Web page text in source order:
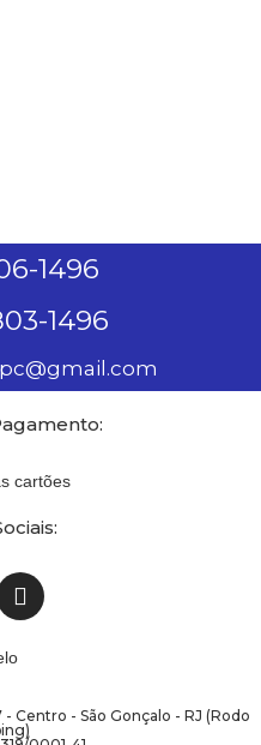
1496
1496
- Centro - São Gonçalo - RJ (Rodo